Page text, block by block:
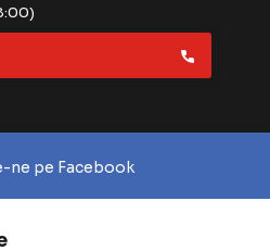
ne pe Facebook